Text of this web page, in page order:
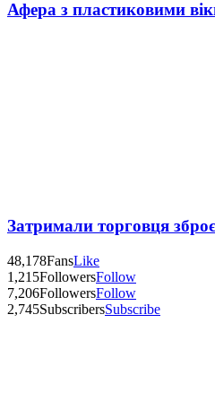
Афера з пластиковими
Затримали торговця
48,178FansLike
1,215FollowersFollow
7,206FollowersFollow
2,745SubscribersSubscribe